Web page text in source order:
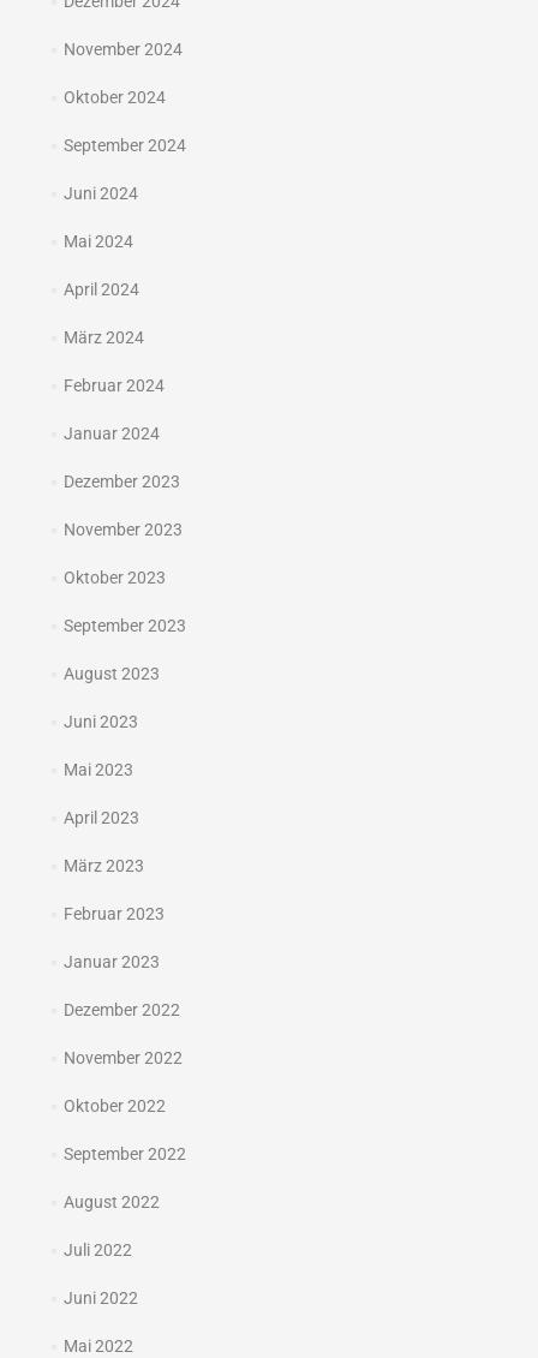
November 2024
Oktober 2024
September 2024
Juni 2024
Mai 2024
April 2024
März 2024
Februar 2024
Januar 2024
Dezember 2023
November 2023
Oktober 2023
September 2023
August 2023
Juni 2023
Mai 2023
April 2023
März 2023
Februar 2023
Januar 2023
Dezember 2022
November 2022
Oktober 2022
September 2022
August 2022
Juli 2022
Juni 2022
Mai 2022